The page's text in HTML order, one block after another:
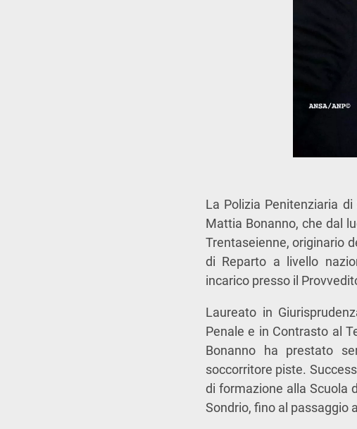
La Polizia Penitenziaria
Mattia Bonanno, che dal
Trentaseienne, originario
di Reparto a livello
incarico presso il
Laureato in
Penale e in Contrasto al
Bonanno ha prestato
soccorritore piste.
di formazione alla Scuola
Sondrio, fino al passaggio